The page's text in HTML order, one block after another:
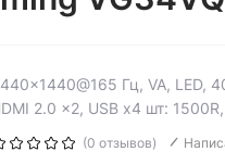
Гц, VA, LED,
2.0 x2, USB х4 шт:
(0 отзывов)